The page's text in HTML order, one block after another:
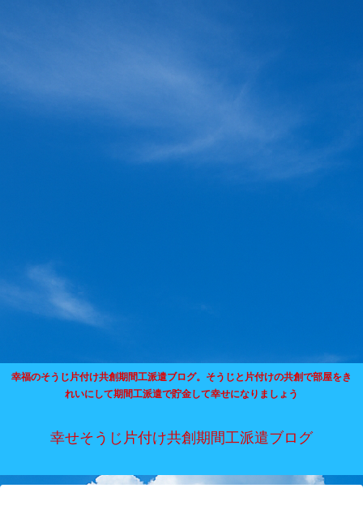
幸福のそうじ片付け共創期間工派遣ブログ。そうじと片付けの共創で部屋をき
れいにして期間工派遣で貯金して幸せになりましょう
幸せそうじ片付け共創期間工派遣ブログ